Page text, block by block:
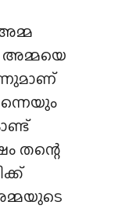
അമ്മയെ
തന്റെ